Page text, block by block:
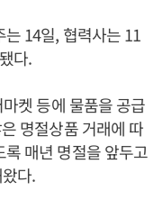
14일, 협력사는 11
다.
켓 등에 물품을 공급
명절상품 거래에 따
매년 명절을 앞두고
다.